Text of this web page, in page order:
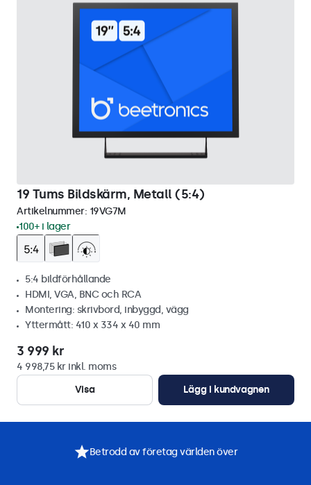
19 Tums Bildskärm, Metall (5:4)
Artikelnummer: 19VG7M
100+ i lager
5:4 bildförhållande
HDMI, VGA, BNC och RCA
Montering: skrivbord, inbyggd, vägg
Yttermått: 410 x 334 x 40 mm
3 999 kr
4 998,75 kr inkl. moms
Visa
Lägg i kundvagnen
Betrodd av företag världen över